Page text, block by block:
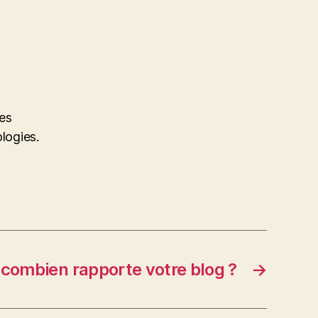
→
rapporte votre blog ?